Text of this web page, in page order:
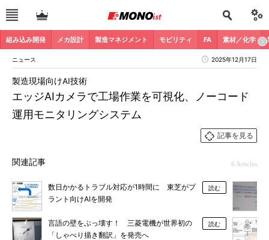
組み込み開発 メカ設計 製造マネジメント モビリティ FA 素材／化学
ニュース 2025年12月17日
エッジAIカメラで工場作業を可視化、ノーコード
運用モニタリングシステム
製造現場向けAI技術
記事を見る
関連記事 6 Articles
数日かかるトラブル対応が1時間に 東芝がプ
ラント向けAIを開発
読む
言語の壁をぶっ壊す！ 三菱電機が世界初の
「しゃべり描き翻訳」を発売へ
読む